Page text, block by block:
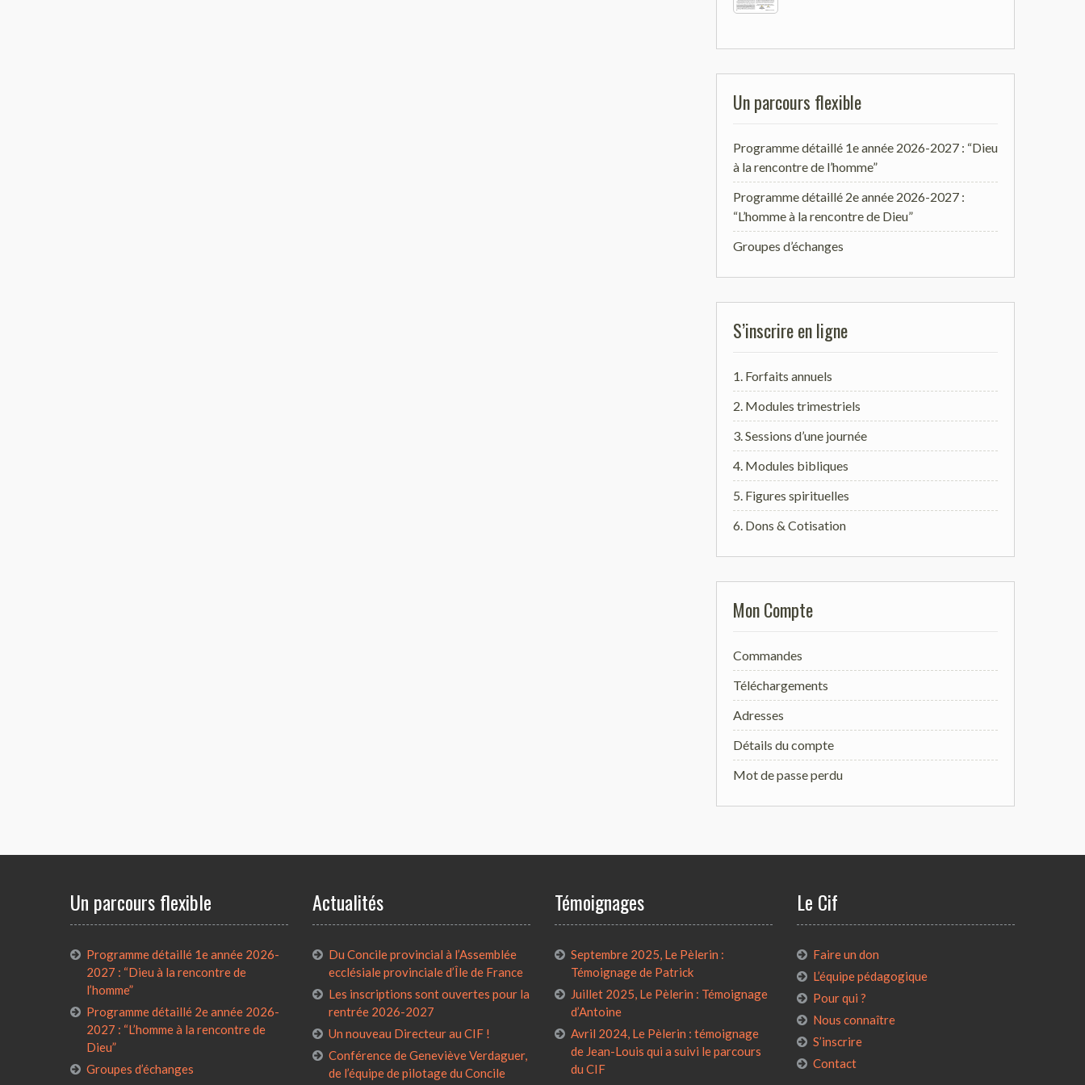
Un parcours flexible
Programme détaillé 1e année 2026-2027 : “Dieu
à la rencontre de l’homme”
Programme détaillé 2e année 2026-2027 :
“L’homme à la rencontre de Dieu”
Groupes d’échanges
S’inscrire en ligne
1. Forfaits annuels
2. Modules trimestriels
3. Sessions d’une journée
4. Modules bibliques
5. Figures spirituelles
6. Dons & Cotisation
Mon Compte
Commandes
Téléchargements
Adresses
Détails du compte
Mot de passe perdu
Un parcours flexible
Programme détaillé 1e année 2026-
2027 : “Dieu à la rencontre de
l’homme”
Programme détaillé 2e année 2026-
2027 : “L’homme à la rencontre de
Dieu”
Groupes d’échanges
Actualités
Du Concile provincial à l’Assemblée
ecclésiale provinciale d’Île de France
Les inscriptions sont ouvertes pour la
rentrée 2026-2027
Un nouveau Directeur au CIF !
Conférence de Geneviève Verdaguer,
de l’équipe de pilotage du Concile
Témoignages
Septembre 2025, Le Pèlerin :
Témoignage de Patrick
Juillet 2025, Le Pèlerin : Témoignage
d’Antoine
Avril 2024, Le Pèlerin : témoignage
de Jean-Louis qui a suivi le parcours
du CIF
Le Cif
Faire un don
L’équipe pédagogique
Pour qui ?
Nous connaître
S’inscrire
Contact